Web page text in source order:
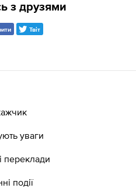
з друзями
Твіт
уваги
переклади
події